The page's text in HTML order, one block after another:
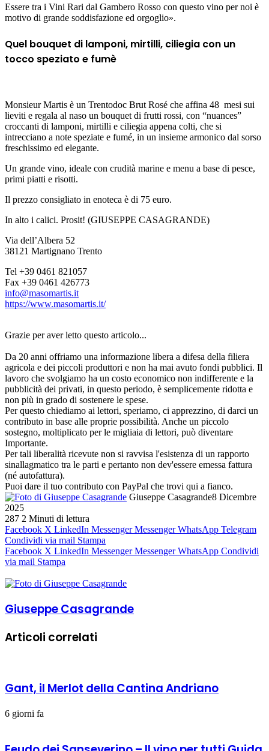
Essere tra i Vini Rari dal Gambero Rosso con questo vino per noi è
motivo di grande soddisfazione ed orgoglio».
Quel bouquet di lamponi, mirtilli, ciliegia con un
tocco speziato e fumè
Monsieur Martis è un Trentodoc Brut Rosé che affina 48 mesi sui
lieviti e regala al naso un bouquet di frutti rossi, con “nuances”
croccanti di lamponi, mirtilli e ciliegia appena colti, che si
intrecciano a note speziate e fumé, in un insieme armonico dal sorso
freschissimo ed elegante.
Un grande vino, ideale con crudità marine e menu a base di pesce,
primi piatti e risotti.
Il prezzo consigliato in enoteca è di 75 euro.
In alto i calici. Prosit! (GIUSEPPE CASAGRANDE)
Via dell’Albera 52
38121 Martignano Trento
Tel +39 0461 821057
Fax +39 0461 426773
info@masomartis.it
https://www.masomartis.it/
Grazie per aver letto questo articolo...
Da 20 anni offriamo una informazione libera a difesa della filiera
agricola e dei piccoli produttori e non ha mai avuto fondi pubblici. Il
lavoro che svolgiamo ha un costo economico non indifferente e la
pubblicità dei privati, in questo periodo, è semplicemente ridotta e
non più in grado di sostenere le spese.
Per questo chiediamo ai lettori, speriamo, ci apprezzino, di darci un
contributo in base alle proprie possibilità. Anche un piccolo
sostegno, moltiplicato per le migliaia di lettori, può diventare
Importante.
Per tali liberalità ricevute non si ravvisa l'esistenza di un rapporto
sinallagmatico tra le parti e pertanto non dev'essere emessa fattura
(né autofattura).
Puoi dare il tuo contributo con PayPal che trovi qui a fianco.
Giuseppe Casagrande8 Dicembre
2025
287 2 Minuti di lettura
Facebook X LinkedIn Messenger Messenger WhatsApp Telegram
Condividi via mail Stampa
Facebook X LinkedIn Messenger Messenger WhatsApp Condividi
via mail Stampa
Giuseppe Casagrande
Articoli correlati
Gant, il Merlot della Cantina Andriano
6 giorni fa